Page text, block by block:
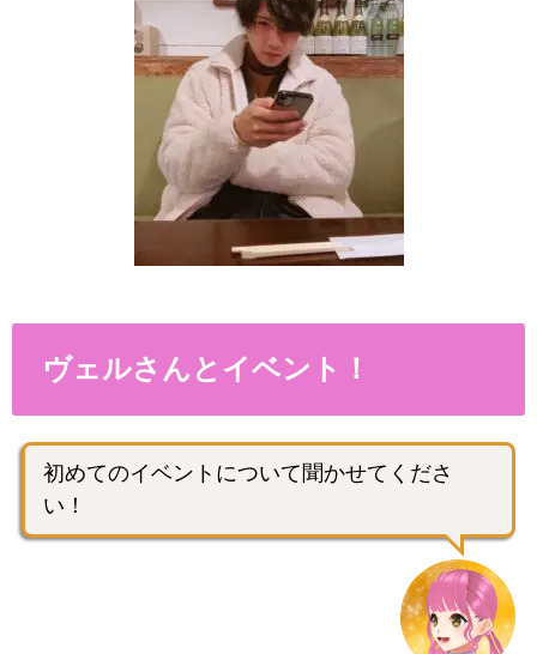
ヴェルさんとイベント！
初めてのイベントについて聞かせてくださ
い！